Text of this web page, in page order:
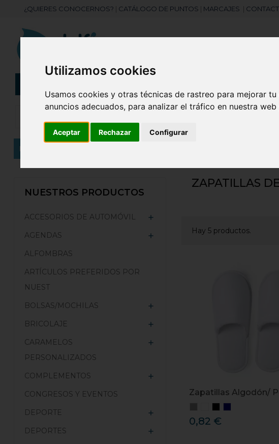
Utilizamos cookies
Usamos cookies y otras técnicas de rastreo para mejorar
anuncios adecuados, para analizar el tráfico en nuestra
Aceptar Rechazar Configurar
¿QUIERES CONOCERNOS? CATÁLOGO DE PUNTOS MARCAJES
Inicio
NUESTROS PRODUCTOS
ACCESORIOS DE AUTOMÓVIL 
AGENDAS 
ALFOMBRAS
ARTÍCULOS PREFERIDOS POR
NUEST
BOLSAS/MOCHILAS

BRICOLAJE 
CARAMELOS
PERSONALIZADOS

COMPLEMENTOS 
CONGRESOS Y EVENTOS
DEPORTE

DEPORTES 
ZAPATILLAS
Hay 5 productos.
Zapatillas Algodón/
0,82 €